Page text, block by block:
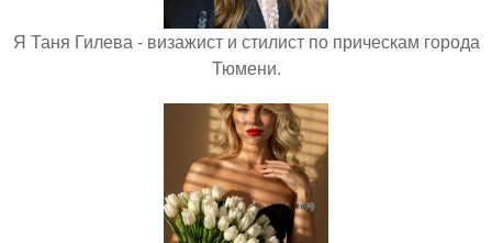
Я Таня Гилева - визажист и стилист по прическам города
Тюмени.